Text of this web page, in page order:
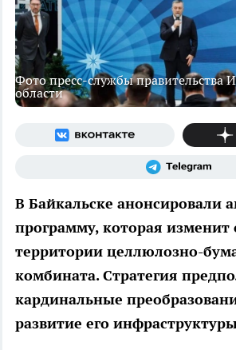
Фото пресс-службы правительства
области
В Байкальске анонсировали
программу, которая изменит
территории целлюлозно-
комбината. Стратегия
кардинальные
развитие его